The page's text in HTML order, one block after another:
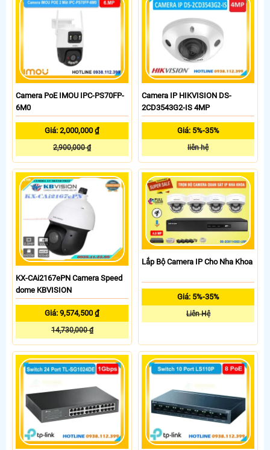
Camera PoE IMOU IPC-PS70FP-
6M0
Giá: 2,000,000 ₫
2,900,000 ₫
Camera IP HIKVISION DS-
2CD3543G2-IS 4MP
Giá: 5%-35%
liên hệ
KX-CAi2167ePN Camera Speed
dome KBVISION
Giá: 9,574,500 ₫
14,730,000 ₫
Lắp Bộ Camera IP Cho Nha Khoa
Giá: 5%-35%
Liên Hệ